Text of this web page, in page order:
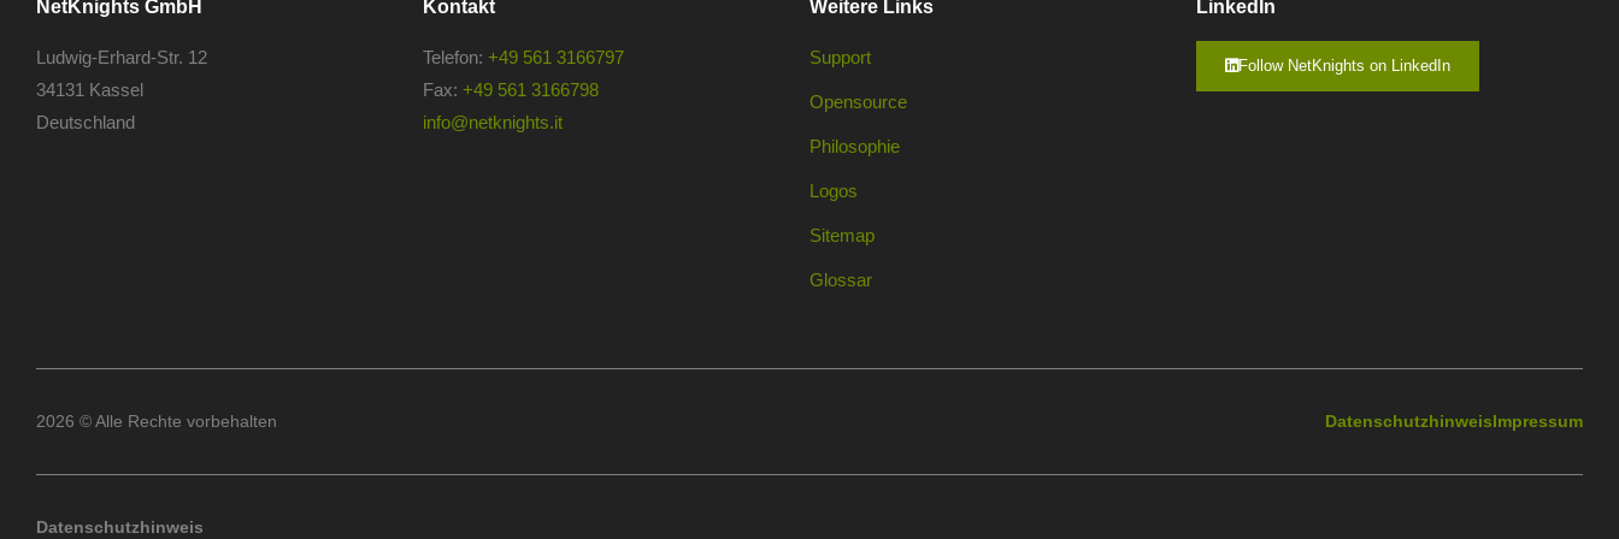
NetKnights GmbH
Ludwig-Erhard-Str. 12
34131 Kassel
Deutschland
Kontakt
Telefon: +49 561 3166797
Fax: +49 561 3166798
info@netknights.it
Weitere Links
Support
Opensource
Philosophie
Logos
Sitemap
Glossar
LinkedIn
Follow NetKnights on LinkedIn
2026 © Alle Rechte vorbehalten DatenschutzhinweisImpressum
Datenschutzhinweis